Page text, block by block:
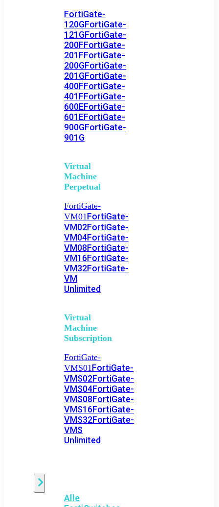
FortiGate-
120GFortiGate-
121GFortiGate-
200FFortiGate-
201FFortiGate-
200GFortiGate-
201GFortiGate-
400FFortiGate-
401FFortiGate-
600EFortiGate-
601EFortiGate-
900GFortiGate-
901G
Virtual
Machine
Perpetual
FortiGate-
VM01FortiGate-
VM02FortiGate-
VM04FortiGate-
VM08FortiGate-
VM16FortiGate-
VM32FortiGate-
VM
Unlimited
Virtual
Machine
Subscription
FortiGate-
VMS01FortiGate-
VMS02FortiGate-
VMS04FortiGate-
VMS08FortiGate-
VMS16FortiGate-
VMS32FortiGate-
VMS
Unlimited
Alle